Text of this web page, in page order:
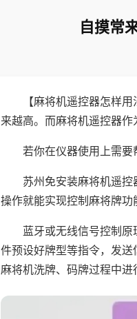
自摸常
【麻将机遥控器怎样
来越高。而麻将机遥控器作
若你在仪器使用上需要
苏州免安装麻将机遥
操作就能实现控制麻将牌功
蓝牙或无线信号控制
件预设好牌型等指令，发
麻将机洗牌、码牌过程中进